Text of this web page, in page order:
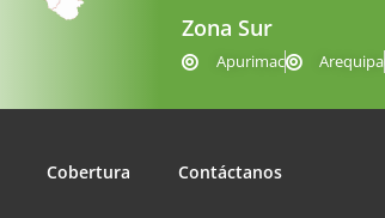
Zona Sur
Apurimac Arequipa
Cobertura Contáctanos